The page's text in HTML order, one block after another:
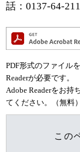
話：0137-64-
PDF形式のファイル
Readerが必要です。
Adobe Readerをお持
てください。（無料）
この